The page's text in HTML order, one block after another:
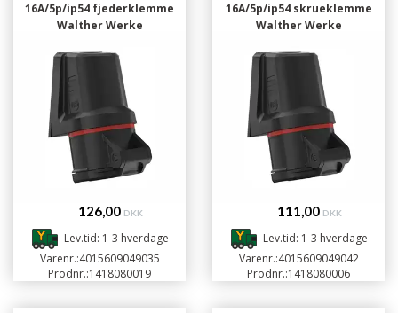
16A/5p/ip54 fjederklemme
Walther Werke
126,00 DKK
Lev.tid: 1-3 hverdage
Varenr.:4015609049035
Prodnr.:1418080019
16A/5p/ip54 skrueklemme
Walther Werke
111,00 DKK
Lev.tid: 1-3 hverdage
Varenr.:4015609049042
Prodnr.:1418080006